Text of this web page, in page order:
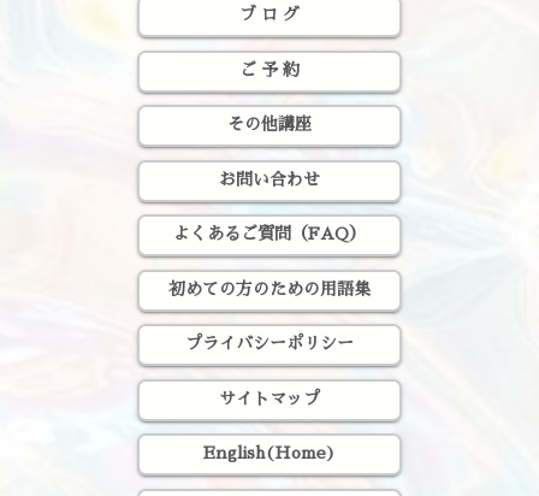
ブ ロ グ
ご 予 約
その他講座
お問い合わせ
よくあるご質問（FAQ）
初めての方のための用語集
プライバシーポリシー
サイトマップ
English(Home)